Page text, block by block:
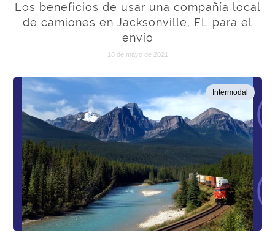
Los beneficios de usar una compañía local
de camiones en Jacksonville, FL para el
envío
18 de mayo de 2021
Intermodal